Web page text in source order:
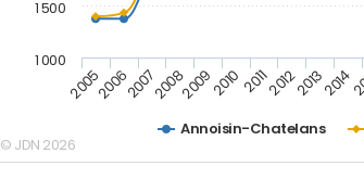
Annoisin-Chatelans
200520062007200820092010 2011201220132014
1 000
1 500
© JDN 2026